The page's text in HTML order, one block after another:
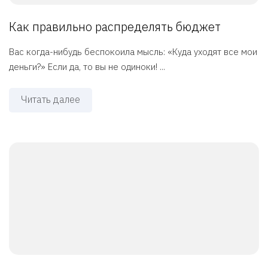
Как правильно распределять бюджет
Вас когда-нибудь беспокоила мысль: «Куда уходят все мои
деньги?» Если да, то вы не одиноки! ...
Читать далее